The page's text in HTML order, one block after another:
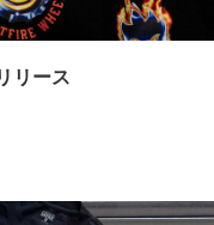
リース